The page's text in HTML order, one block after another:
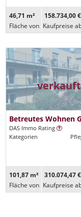
46,71 m²
Fläche von
158.734,00 €
Kaufpreise
Betreutes Wohnen
DAS Immo Rating
Kategorien
101,87 m²
Fläche von
310.074,47 €
Kaufpreise